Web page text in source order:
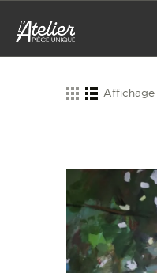
ATELIERS
L’ATELIER
CONTACT
Affichage